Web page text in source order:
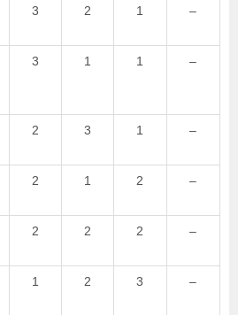
3 2 1 –
3 1 1 –
2 3 1 –
2 1 2 –
2 2 2 –
1 2 3 –